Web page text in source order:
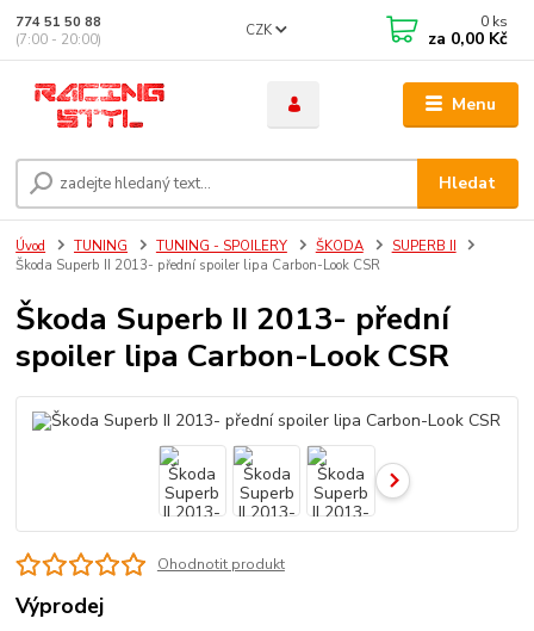
Menu
CZK
Hledat
774 51 50 88
(7:00 - 20:00)
0 ks
za 0,00 Kč
Úvod TUNING TUNING - SPOILERY ŠKODA
SUPERB II
Škoda Superb II 2013- přední spoiler lipa Carbon-Look CSR
Škoda Superb II 2013- přední
spoiler lipa Carbon-Look CSR
Ohodnotit produkt
Výprodej